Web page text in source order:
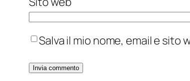
Salva il mio nome, email e